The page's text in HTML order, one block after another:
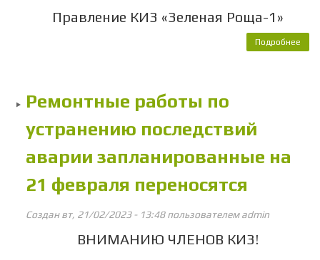
Правление КИЗ «Зеленая Роща-1»
Подробнее
Ремонтные работы по
устранению последствий
аварии запланированные на
21 февраля переносятся
Создан вт, 21/02/2023 - 13:48 пользователемadmin
ВНИМАНИЮ ЧЛЕНОВ КИЗ!